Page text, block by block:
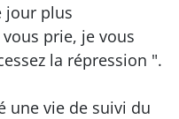
jour plus
prie, je vous
la répression ".
une vie de suivi du